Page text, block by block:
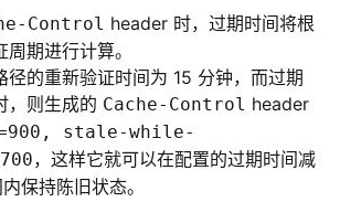
Control header 时，过期时间将根
期进行计算。
径的重新验证时间为 15 分钟，而过期
，则生成的 Cache-Control header
stale-while-
，这样它就可以在配置的过期时间减
保持陈旧状态。